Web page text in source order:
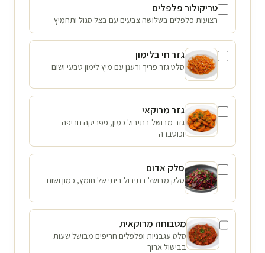
טריקולור פלפלים
רצועות פלפלים בשלושה צבעים עם בצל סגול ותחמיץ
גזר חי בלימון
סלט גזר פריך ורענן עם מיץ לימון טבעי ושום
גזר מרוקאי
גזר מבושל בתיבול כמון, פפריקה חריפה
וכוסברה
סלק אדום
סלק מבושל בתיבול ביתי של חומץ, כמון ושום
מטבוחה מרוקאית
סלט עגבניות ופלפלים חריפים מבושל שעות
בבישול ארוך